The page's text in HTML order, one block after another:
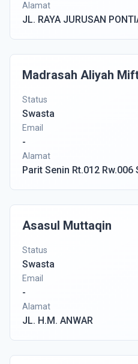
Alamat
JL. RAYA JURUSAN
Madrasah Aliyah
Status
Swasta
Email
-
Alamat
Parit Senin Rt.012 Rw.006
Asasul Muttaqin
Status
Swasta
Email
-
Alamat
JL. H.M. ANWAR